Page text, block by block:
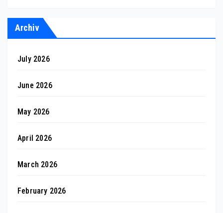
Archiv
July 2026
June 2026
May 2026
April 2026
March 2026
February 2026